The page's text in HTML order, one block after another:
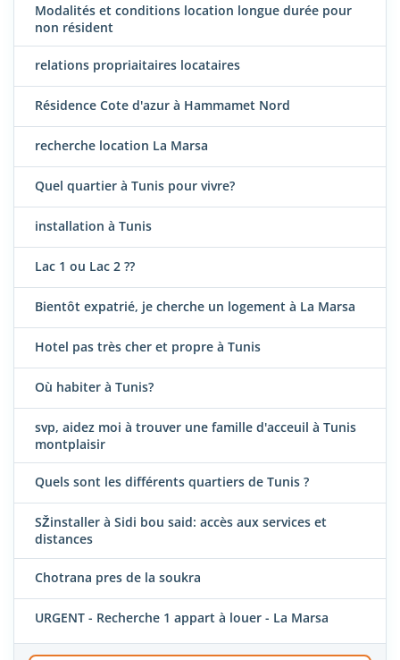
Modalités et conditions location longue durée pour
non résident
relations propriaitaires locataires
Résidence Cote d'azur à Hammamet Nord
recherche location La Marsa
Quel quartier à Tunis pour vivre?
installation à Tunis
Lac 1 ou Lac 2 ??
Bientôt expatrié, je cherche un logement à La Marsa
Hotel pas très cher et propre à Tunis
Où habiter à Tunis?
svp, aidez moi à trouver une famille d'acceuil à Tunis
montplaisir
Quels sont les différents quartiers de Tunis ?
SŽinstaller à Sidi bou said: accès aux services et
distances
Chotrana pres de la soukra
URGENT - Recherche 1 appart à louer - La Marsa